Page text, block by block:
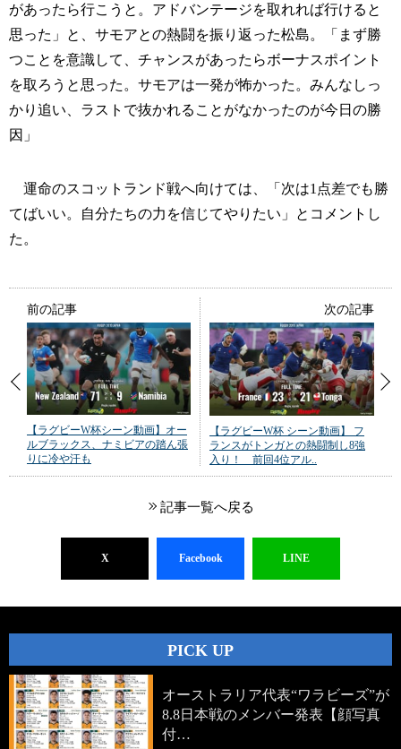
があったら行こうと。アドバンテージを取れれば行けると
思った」と、サモアとの熱闘を振り返った松島。「まず勝
つことを意識して、チャンスがあったらボーナスポイント
を取ろうと思った。サモアは一発が怖かった。みんなしっ
かり追い、ラストで抜かれることがなかったのが今日の勝
因」
運命のスコットランド戦へ向けては、「次は1点差でも勝
てばいい。自分たちの力を信じてやりたい」とコメントし
た。
前の記事
【ラグビーW杯シーン動画】オー
ルブラックス、ナミビアの踏ん張
りに冷や汗も
次の記事
【ラグビーW杯 シーン動画】 フ
ランスがトンガとの熱闘制し8強
入り！ 前回4位アル..
記事一覧へ戻る
X Facebook LINE
PICK UP
オーストラリア代表“ワラビーズ”が
8.8日本戦のメンバー発表【顔写真
付…